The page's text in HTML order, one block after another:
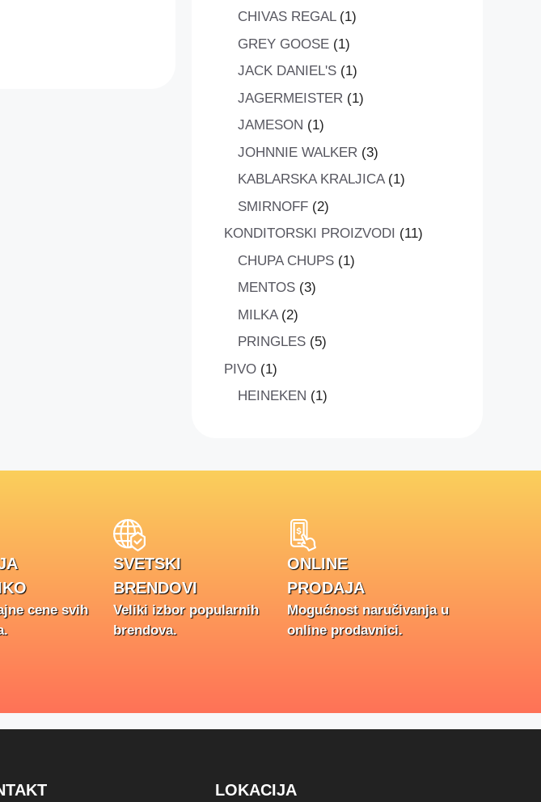
proizvod
CHIVAS REGAL 11
GREY GOOSE 11
proizvod
JACK DANIEL'S 11
proizvod
JAGERMEISTER 11
JAMESON 11
proizvod
JOHNNIE WALKER 33
proizvoda
KABLARSKA KRALJICA 11
SMIRNOFF 22
proizvoda
KONDITORSKI PROIZVODI 1111
CHUPA CHUPS 11
MENTOS 33
MILKA 22
proizvoda
PRINGLES 55
PIVO 11
proizvod
HEINEKEN 11
cene svih
SVETSKI
BRENDOVI
Veliki izbor popularnih
brendova.
ONLINE
PRODAJA
Mogućnost naručivanja u
online prodavnici.
LOKACIJA